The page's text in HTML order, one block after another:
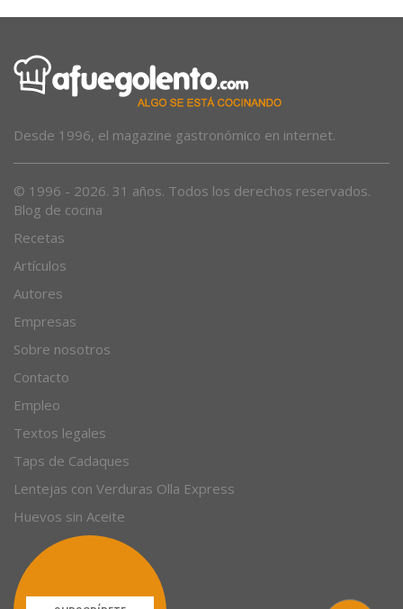
Desde 1996, el magazine gastronómico en internet.
© 1996 - 2026. 31 años. Todos los derechos reservados.
Blog de cocina
Recetas
Artículos
Autores
Empresas
Sobre nosotros
Contacto
Empleo
Textos legales
Taps de Cadaques
Lentejas con Verduras Olla Express
Huevos sin Aceite